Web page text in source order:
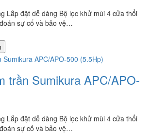
Lắp đặt dễ dàng Bộ lọc khử mùi 4 cửa thổi
sự cố và bảo vệ…
trần Sumikura APC/APO-
Lắp đặt dễ dàng Bộ lọc khử mùi 4 cửa thổi
sự cố và bảo vệ…